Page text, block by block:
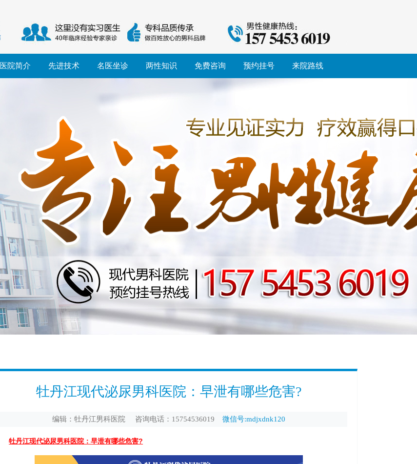
医院简介 先进技术 名医坐诊 两性知识 免费咨询 预约挂号 来院路线
牡丹江现代泌尿男科医院：早泄有哪些危害?
编辑：牡丹江男科医院 咨询电话：15754536019 微信号:mdjxdnk120
牡丹江现代泌尿男科医院：早泄有哪些危害?